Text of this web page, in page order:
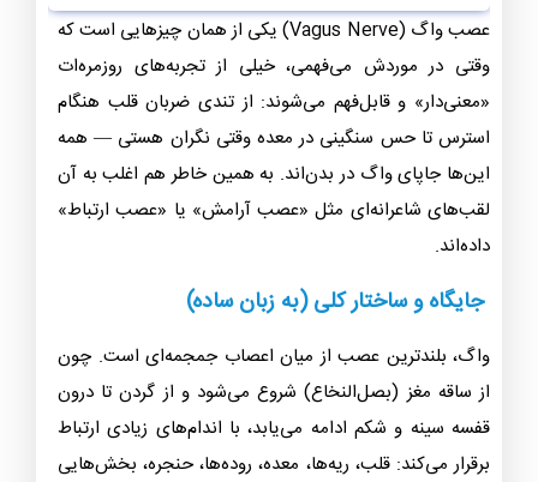
عصب واگ (Vagus Nerve) یکی از همان چیزهایی است که
وقتی در موردش می‌فهمی، خیلی از تجربه‌های روزمره‌ات
«معنی‌دار» و قابل‌فهم می‌شوند: از تندی ضربان قلب هنگام
استرس تا حس سنگینی در معده وقتی نگران هستی — همه
این‌ها جاپای واگ در بدن‌اند. به همین خاطر هم اغلب به آن
لقب‌های شاعرانه‌ای مثل «عصب آرامش» یا «عصب ارتباط»
داده‌اند.
جایگاه و ساختار کلی (به زبان ساده)
واگ، بلندترین عصب از میان اعصاب جمجمه‌ای است. چون
از ساقه مغز (بصل‌النخاع) شروع می‌شود و از گردن تا درون
قفسه سینه و شکم ادامه می‌یابد، با اندام‌های زیادی ارتباط
برقرار می‌کند: قلب، ریه‌ها، معده، روده‌ها، حنجره، بخش‌هایی